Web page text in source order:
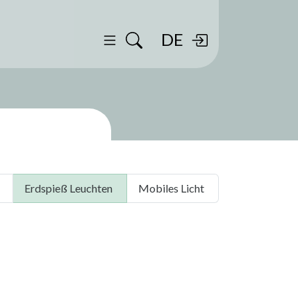
DE
Erdspieß Leuchten Mobiles Licht